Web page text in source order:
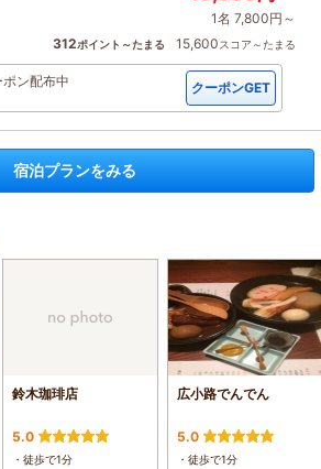
1名 7,800円～
312ポイント～たまる 15,600スコア～たまる
ポン配布中 クーポンGET
宿泊プランをみる
鈴木珈琲店
5.0
・徒歩で1分
広小路でんでん
5.0
・徒歩で1分